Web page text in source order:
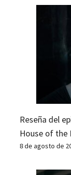
Reseña del
House of the
8 de agosto de